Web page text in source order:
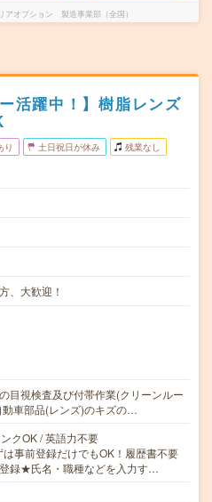
アオプション 製造事業部（全国）
活躍中！】樹脂レンズ
り 土日祝日が休み 残業なし
、大歓迎！
目視検査及び付帯作業(クリーンルー
動車部品(レンズ)のキズの…
クOK / 英語力不要
事前登録だけでもOK！履歴書不要
録★氏名・職種などを入力す…